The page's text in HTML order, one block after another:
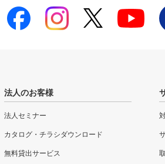
法人のお客様
法人セミナー
カタログ・チラシダウンロード
無料貸出サービス